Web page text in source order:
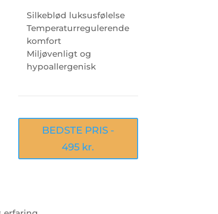
Silkeblød luksusfølelse
Temperaturregulerende
komfort
Miljøvenligt og
hypoallergenisk
BEDSTE PRIS -
495 kr.